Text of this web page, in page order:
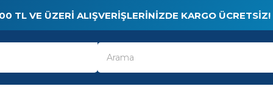
TL VE ÜZERI ALIŞVERIŞLERINIZDE KARGO ÜCRETSIZ!